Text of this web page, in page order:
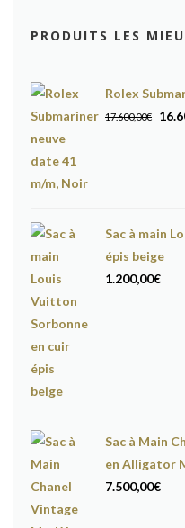
PRODUITS LES
Rolex
17.600,00€
Le
Sac à main
épis beige
1.200,00€
Sac à Main
en Alligator
7.500,00€